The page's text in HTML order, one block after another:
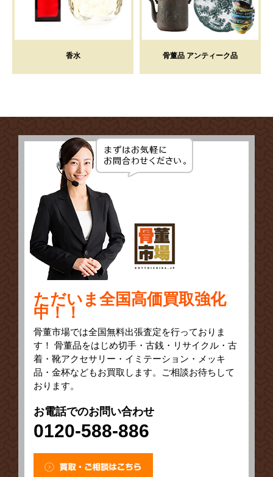
香水 骨董品 アンティーク品
ただいま全国高価買取強化
中！！
骨董市場では全国無料出張査定を行っておりま
す！ 骨董品をはじめ切手・古銭・リサイクル・古
着・靴アクセサリー・イミテーション・メッキ
品・金杯などもお買取します。ご相談お待ちして
おります。
お電話でのお問い合わせ
0120-588-886